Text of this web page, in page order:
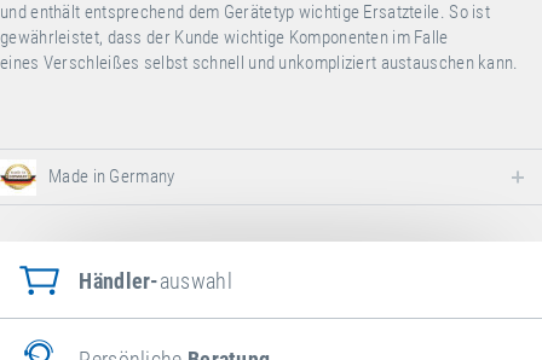
und enthält entsprechend dem Gerätetyp wichtige Ersatzteile. So ist
gewährleistet, dass der Kunde wichtige Komponenten im Falle
eines Verschleißes selbst schnell und unkompliziert austauschen kann.
Made in Germany
Händler-auswahl